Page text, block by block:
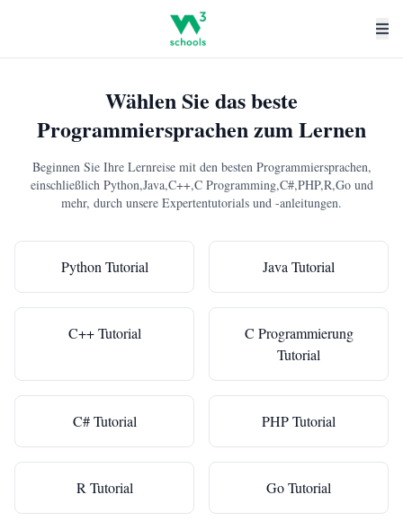
Wählen Sie das beste
Programmiersprachen zum Lernen
Beginnen Sie Ihre Lernreise mit den besten Programmiersprachen,
einschließlich Python,Java,C++,C Programming,C#,PHP,R,Go und
mehr, durch unsere Expertentutorials und -anleitungen.
Python Tutorial Java Tutorial
C++ Tutorial
C Programmierung
Tutorial
C# Tutorial PHP Tutorial
R Tutorial Go Tutorial